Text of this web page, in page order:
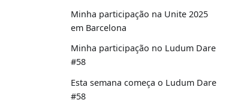
Minha participação na Unite 2025
em Barcelona
Minha participação no Ludum Dare
#58
Esta semana começa o Ludum Dare
#58